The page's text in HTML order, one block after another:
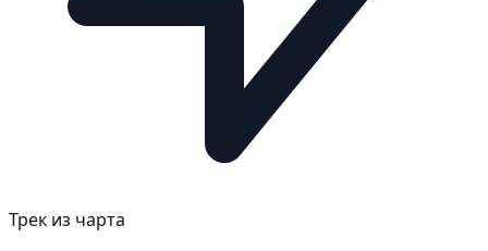
Трек из чарта